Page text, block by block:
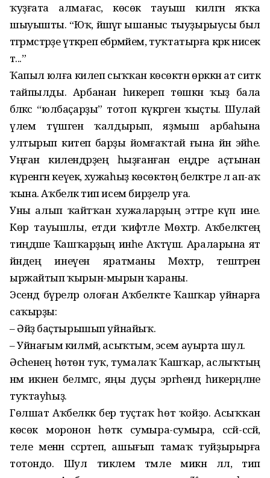
ҡуҙғата алмағас, көсөк тауыш килгән яҡҡа
шыуышты. “Юҡ, йәшәүгә ышаныс тыуҙырыусы был
тәгәрмәстәрҙе үткәреп ебәрмәйем, туҡтатырға кәрәк нисек
тә...”
Ҡапыл юлға килеп сыҡҡан көсөктән өрккән ат ситкә
тайпылды. Арбанан һикереп төшкән ҡыҙ бала
бәләкәс “юлбаҫарҙы” тотоп күкрәгенә ҡыҫты. Шулай
үлем түшәген ҡалдырып, яҙмыш арбаһына
ултырып китеп барҙы йомғаҡтай ғына йән эйәһе.
Уңған килендәрҙең һыҙғанған еңдәре аҫтынан
күренгән кеүек, хужаһыҙ көсөктөң беләктәре лә ап-аҡ
ҡына. Аҡбеләк тип исем бирҙеләр уға.
Уны алып ҡайтҡан хужаларҙың эттәре күп ине.
Көр тауышлы, етди ҡиәфәтле Мөхтәр. Аҡбеләктең
тиңдәше Ҡашҡарҙың инәһе Аҡтүш. Араларына ят
йәндең инеүен яратманы Мөхтәр, тештәрен
ыржайтып ҡырын-мырын ҡараны.
Эсендә бүреләр олоған Аҡбеләкте Ҡашҡар уйнарға
саҡырҙы:
– Әйҙә баҫтырышып уйнайыҡ.
– Уйнағым килмәй, асыҡтым, эсем ауырта шул.
Әсәһенең һөтөнә туҡ, тумалаҡ Ҡашҡар, аслыҡтың
нәмә икәнен белмәгәс, яңы дуҫы эргәһендә һикерәңләне
туҡтауһыҙ.
Гөлшат Аҡбеләккә бер туҫтаҡ һөт ҡойҙо. Асыҡҡан
көсөк моронон һөткә сумыра-сумыра, сәсәй-сәсәй,
теле менән сәсрәтеп, ашығып тамаҡ туйҙырырға
тотондо. Шул тиклем тәмле микән әллә, тип